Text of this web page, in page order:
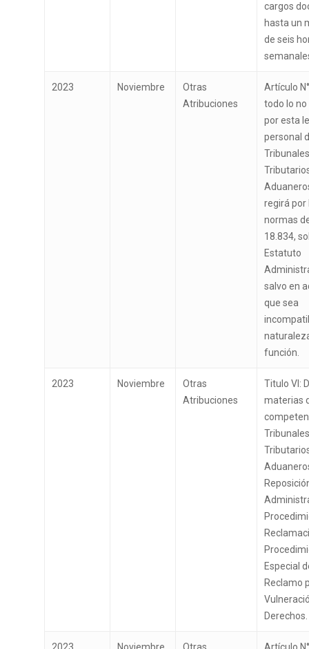
cargos
hasta un
de seis
2023 Noviembre
Otras
Atribuciones
Artículo
todo lo
por esta
personal
Tribunales
regirá por
normas
18.834,
Estatuto
salvo en
que sea
función.
2023 Noviembre
Otras
Atribuciones
Titulo VI:
materias
Tribunales
Especial
Reclamo
Derechos.